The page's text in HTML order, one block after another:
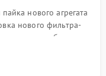
нового агрегата
нового фильтра-
обдува,
дверных петель.